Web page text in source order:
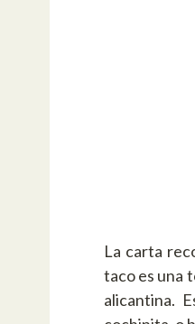
La carta
taco es una
alicantina.